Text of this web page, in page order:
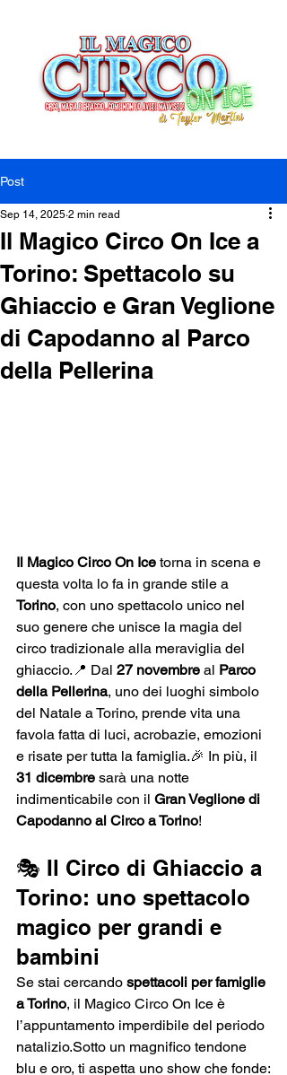
Post
Il Magico Circo On Ice a
Torino: Spettacolo su
Ghiaccio e Gran Veglione
di Capodanno al Parco
della Pellerina
Sep 14, 2025 2 min read
Il Magico Circo On Ice torna in scena e
questa volta lo fa in grande stile a
Torino, con uno spettacolo unico nel
suo genere che unisce la magia del
circo tradizionale alla meraviglia del
ghiaccio.📍 Dal 27 novembre al Parco
della Pellerina, uno dei luoghi simbolo
del Natale a Torino, prende vita una
favola fatta di luci, acrobazie, emozioni
e risate per tutta la famiglia.🎉 In più, il
31 dicembre sarà una notte
indimenticabile con il Gran Veglione di
Capodanno al Circo a Torino!
🎭 Il Circo di Ghiaccio a
Torino: uno spettacolo
magico per grandi e
bambini
Se stai cercando spettacoli per famiglie
a Torino, il Magico Circo On Ice è
l’appuntamento imperdibile del periodo
natalizio.Sotto un magnifico tendone
blu e oro, ti aspetta uno show che fonde: